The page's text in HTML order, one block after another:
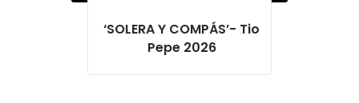
‘SOLERA Y COMPÁS’- Tio
Pepe 2026